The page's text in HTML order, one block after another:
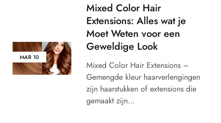
MAR10
Mixed Color Hair
Extensions: Alles wat je
Moet Weten voor een
Geweldige Look
Mixed Color Hair Extensions –
Gemengde kleur haarverlengingen
zijn haarstukken of extensions die
gemaakt zijn…